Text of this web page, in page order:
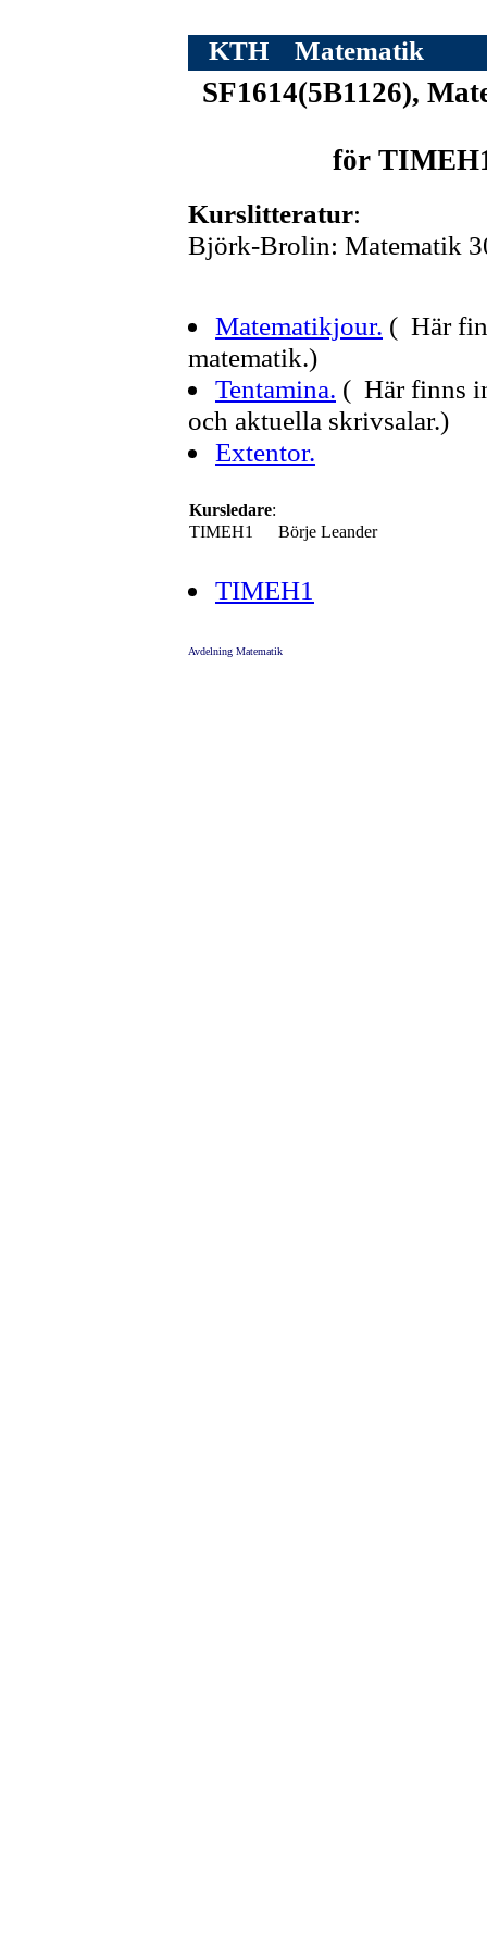
KTH Matematik
SF1614(5B1126),
för
Kurslitteratur:
Björk-Brolin: Matematik
Matematikjour. ( Här
matematik.)
Tentamina. ( Här finns
och aktuella skrivsalar.)
Extentor.
Kursledare:
TIMEH1
Börje Leander
TIMEH1
Avdelning Matematik